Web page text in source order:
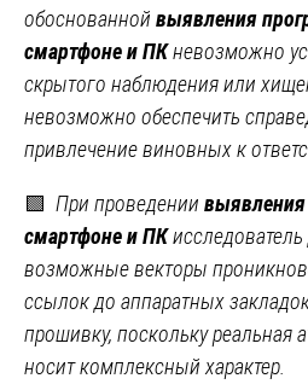
обоснованной выявления
смартфоне и ПКневозможно
скрытого наблюдения или
невозможно обеспечить
привлечение виновных к
🟩 При проведении
смартфоне и ПК
возможные векторы
ссылок до аппаратных
прошивку, поскольку реальная
носит комплексный характер.